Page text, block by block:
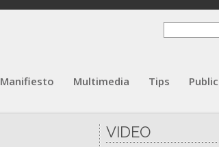
Manifiesto Multimedia Tips
VIDEO